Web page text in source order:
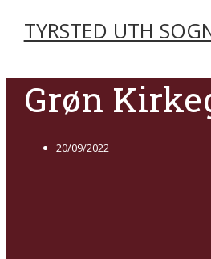
TYRSTED UTH
Grøn
20/09/2022